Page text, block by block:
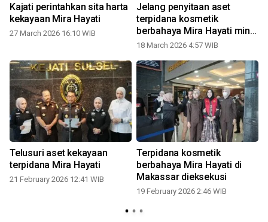
Kajati perintahkan sita harta
kekayaan Mira Hayati
27 March 2026 16:10 WIB
Jelang penyitaan aset
terpidana kosmetik
berbahaya Mira Hayati minta
waktu
18 March 2026 4:57 WIB
Telusuri aset kekayaan
terpidana Mira Hayati
21 February 2026 12:41 WIB
Terpidana kosmetik
berbahaya Mira Hayati di
Makassar dieksekusi
19 February 2026 2:46 WIB